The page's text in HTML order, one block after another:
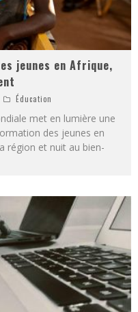
jeunes en Afrique,
Éducation
met en lumière une
des jeunes en
région et nuit au bien-